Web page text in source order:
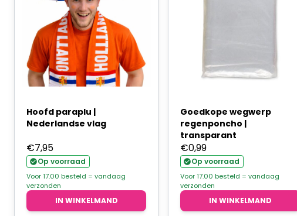
Hoofd paraplu |
Nederlandse vlag
€7,95
Op voorraad
Voor 17.00 besteld = vandaag
verzonden
IN WINKELMAND
Goedkope wegwerp
regenponcho |
transparant
€0,99
Op voorraad
Voor 17.00 besteld = vandaag
verzonden
IN WINKELMAND